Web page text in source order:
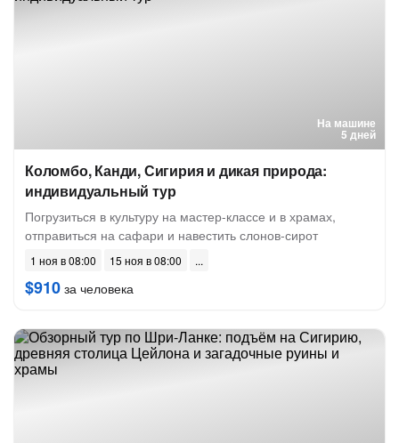
На машине
5 дней
Коломбо, Канди, Сигирия и дикая природа:
индивидуальный тур
Погрузиться в культуру на мастер-классе и в храмах,
отправиться на сафари и навестить слонов-сирот
1 ноя в 08:00 15 ноя в 08:00
$910 за человека